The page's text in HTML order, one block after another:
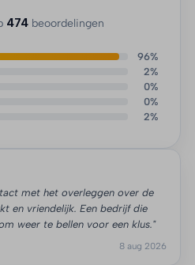
474 beoordelingen
96%
2%
0%
0%
2%
met het overleggen over de
en vriendelijk. Een bedrijf die
weer te bellen voor een klus."
8 aug 2026